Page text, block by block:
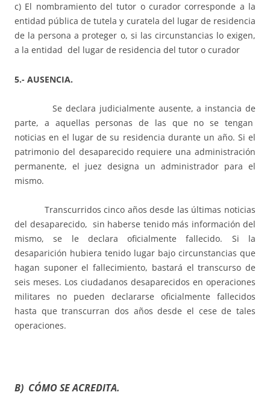
c) El nombramiento del tutor o curador corresponde a la
entidad pública de tutela y curatela del lugar de residencia
de la persona a proteger o, si las circunstancias lo exigen,
a la entidad del lugar de residencia del tutor o curador
5.- AUSENCIA.
Se declara judicialmente ausente, a instancia de
parte, a aquellas personas de las que no se tengan
noticias en el lugar de su residencia durante un año. Si el
patrimonio del desaparecido requiere una administración
permanente, el juez designa un administrador para el
mismo.
Transcurridos cinco años desde las últimas noticias
del desaparecido, sin haberse tenido más información del
mismo, se le declara oficialmente fallecido. Si la
desaparición hubiera tenido lugar bajo circunstancias que
hagan suponer el fallecimiento, bastará el transcurso de
seis meses. Los ciudadanos desaparecidos en operaciones
militares no pueden declararse oficialmente fallecidos
hasta que transcurran dos años desde el cese de tales
operaciones.
B) CÓMO SE ACREDITA.